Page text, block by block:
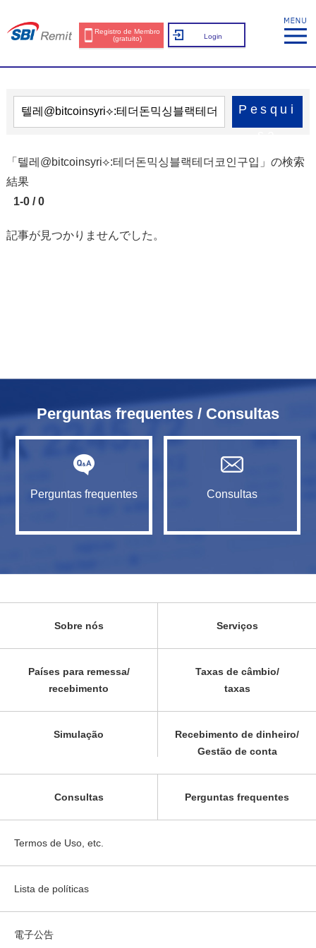
Registro de Membro
(gratuito)
Login
Pesqui
「텔레@bitcoinsyri⟡:테더돈믹싱블랙테더코인구입」の検索
結果
1-0 / 0
記事が見つかりませんでした。
Perguntas frequentes / Consultas
Perguntas frequentes Consultas
Sobre nós Serviços
Países para remessa/
recebimento
Taxas de câmbio/
taxas
Simulação
Recebimento de dinheiro/
Gestão de conta
Consultas Perguntas frequentes
Termos de Uso, etc.
Lista de políticas
電子公告